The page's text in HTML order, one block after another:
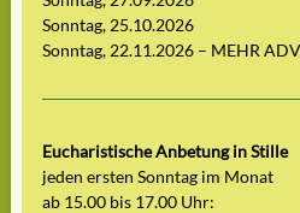
Sonntag, 25.10.2026
Sonntag, 22.11.2026 – MEHR
Eucharistische Anbetung in Stille
jeden ersten Sonntag im Monat
ab 15.00 bis 17.00 Uhr: